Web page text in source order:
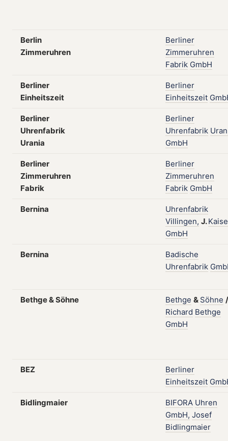
Berlin
Zimmeruhren
Berliner
Zimmeruhren
Fabrik GmbH
Berliner
Einheitszeit
Berliner
Einheitszeit
Berliner
Uhrenfabrik
Urania
Berliner
Uhrenfabrik
GmbH
Berliner
Zimmeruhren
Fabrik
Berliner
Zimmeruhren
Fabrik GmbH
Bernina
Uhrenfabrik
Villingen, J.
GmbH
Bernina
Badische
Uhrenfabrik
Bethge & Söhne Bethge & Söhne /
Richard Bethge
GmbH
BEZ
Berliner
Einheitszeit
Bidlingmaier BIFORA Uhren
GmbH, Josef
Bidlingmaier